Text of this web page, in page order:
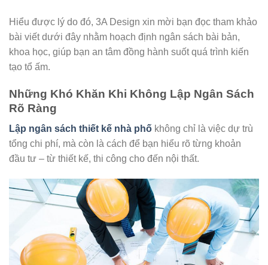
Hiểu được lý do đó, 3A Design xin mời bạn đọc tham khảo
bài viết dưới đây nhằm hoạch định ngân sách bài bản,
khoa học, giúp bạn an tâm đồng hành suốt quá trình kiến
tạo tổ ấm.
Những Khó Khăn Khi Không Lập Ngân Sách
Rõ Ràng
Lập ngân sách thiết kế nhà phố không chỉ là việc dự trù
tổng chi phí, mà còn là cách để bạn hiểu rõ từng khoản
đầu tư – từ thiết kế, thi công cho đến nội thất.